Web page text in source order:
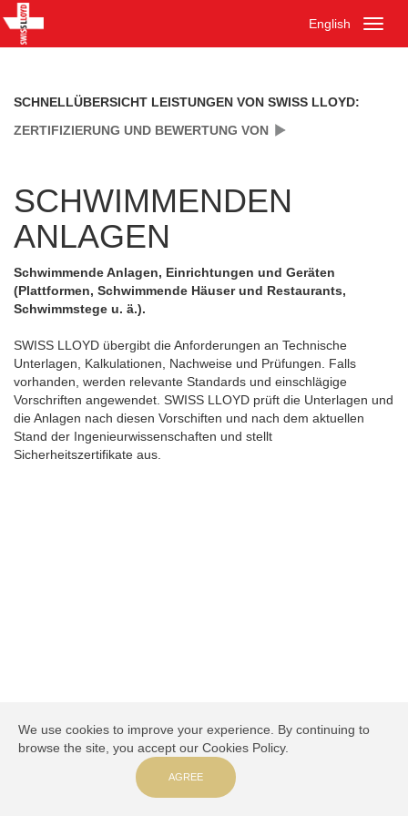
English
SCHNELLÜBERSICHT LEISTUNGEN VON SWISS LLOYD:
ZERTIFIZIERUNG UND BEWERTUNG VON
SCHWIMMENDEN
ANLAGEN
Schwimmende Anlagen, Einrichtungen und Geräten
(Plattformen, Schwimmende Häuser und Restaurants,
Schwimmstege u. ä.).
SWISS LLOYD übergibt die Anforderungen an Technische
Unterlagen, Kalkulationen, Nachweise und Prüfungen. Falls
vorhanden, werden relevante Standards und einschlägige
Vorschriften angewendet. SWISS LLOYD prüft die Unterlagen und
die Anlagen nach diesen Vorschiften und nach dem aktuellen
Stand der Ingenieurwissenschaften und stellt
Sicherheitszertifikate aus.
We use cookies to improve your experience. By continuing to
browse the site, you accept our Cookies Policy.
AGREE